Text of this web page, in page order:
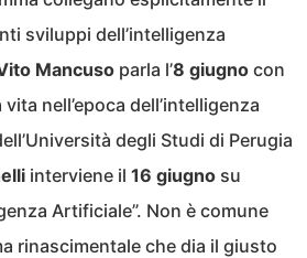
sviluppi dell’intelligenza
Mancuso parla l’8 giugno con
nell’epoca dell’intelligenza
degli Studi di Perugia
interviene il 16 giugno su
Artificiale”. Non è comune
rinascimentale che dia il giusto